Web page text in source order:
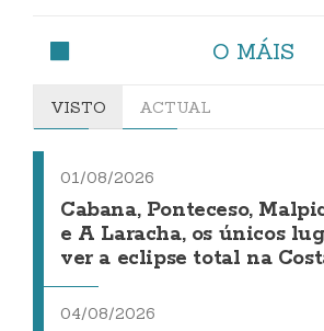
O MÁIS
VISTO ACTUAL
01/08/2026
Cabana, Ponteceso,
e A Laracha, os únicos
ver a eclipse total na
04/08/2026